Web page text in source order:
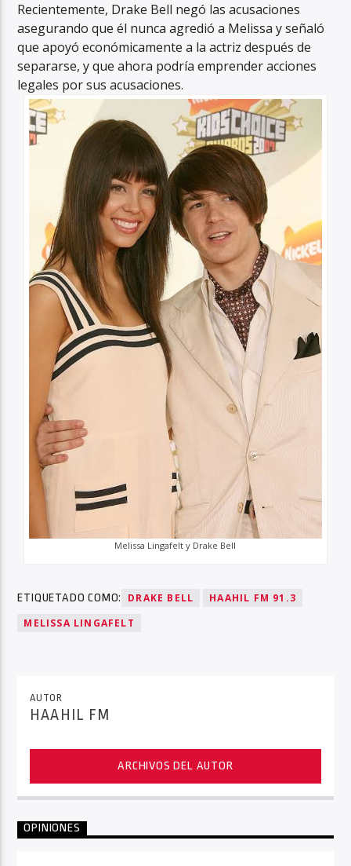
Recientemente, Drake Bell negó las acusaciones
asegurando que él nunca agredió a Melissa y señaló
que apoyó económicamente a la actriz después de
separarse, y que ahora podría emprender acciones
legales por sus acusaciones.
Melissa Lingafelt y Drake Bell
ETIQUETADO COMO: DRAKE BELL
HAAHIL FM 91.3
MELISSA LINGAFELT
AUTOR
HAAHIL FM
ARCHIVOS DEL AUTOR
OPINIONES